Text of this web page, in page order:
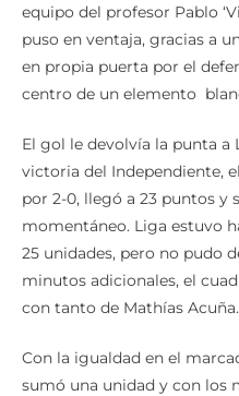
equipo del profesor Pablo
puso en ventaja, gracias a
en propia puerta por el
centro de un elemento
El gol le devolvía la punta a
victoria del Independiente,
por 2-0, llegó a 23 puntos y
momentáneo. Liga estuvo
25 unidades, pero no pudo
minutos adicionales, el
con tanto de Mathías Acuña.
Con la igualdad en el
sumó una unidad y con los